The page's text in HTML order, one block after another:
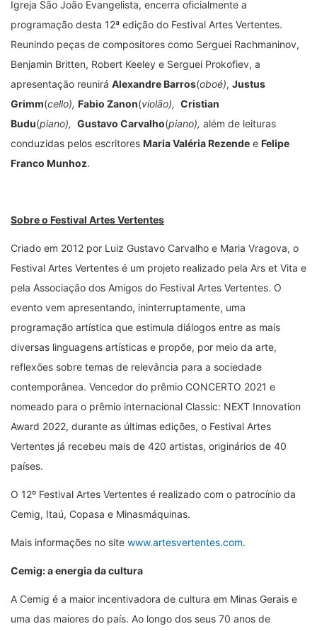
Igreja São João Evangelista, encerra oficialmente a
programação desta 12ª edição do Festival Artes Vertentes.
Reunindo peças de compositores como Serguei Rachmaninov,
Benjamin Britten, Robert Keeley e Serguei Prokofiev, a
apresentação reunirá Alexandre Barros(oboé), Justus
Grimm(cello), Fabio Zanon(violão), Cristian
Budu(piano), Gustavo Carvalho(piano), além de leituras
conduzidas pelos escritores Maria Valéria Rezende e Felipe
Franco Munhoz.
Sobre o Festival Artes Vertentes
Criado em 2012 por Luiz Gustavo Carvalho e Maria Vragova, o
Festival Artes Vertentes é um projeto realizado pela Ars et Vita e
pela Associação dos Amigos do Festival Artes Vertentes. O
evento vem apresentando, ininterruptamente, uma
programação artística que estimula diálogos entre as mais
diversas linguagens artísticas e propõe, por meio da arte,
reflexões sobre temas de relevância para a sociedade
contemporânea. Vencedor do prêmio CONCERTO 2021 e
nomeado para o prêmio internacional Classic: NEXT Innovation
Award 2022, durante as últimas edições, o Festival Artes
Vertentes já recebeu mais de 420 artistas, originários de 40
países.
O 12º Festival Artes Vertentes é realizado com o patrocínio da
Cemig, Itaú, Copasa e Minasmáquinas.
Mais informações no site www.artesvertentes.com.
Cemig: a energia da cultura
A Cemig é a maior incentivadora de cultura em Minas Gerais e
uma das maiores do país. Ao longo dos seus 70 anos de